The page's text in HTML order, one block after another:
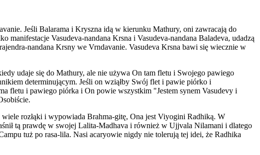
Jeśli Balarama i Kryszna idą w kierunku Mathury, oni zawracają do
Vasudeva-nandana Krsna i Vasudeva-nandana Baladeva, udadzą
nandana Krsny we Vrndavanie. Vasudeva Krsna bawi się wiecznie w
udaje się do Mathury, ale nie używa On tam fletu i Swojego pawiego
determinującym. Jeśli on wziąłby Swój flet i pawie piórko i
fletu i pawiego piórka i On powie wszystkim "Jestem synem Vasudevy i
rozłąki i wypowiada Brahma-gitę, Ona jest Viyogini Radhiką. W
tą prawdę w swojej Lalita-Madhava i również w Ujjvala Nilamani i dlatego
tuż po rasa-lila. Nasi acaryowie nigdy nie tolerują tej idei, że Radhika